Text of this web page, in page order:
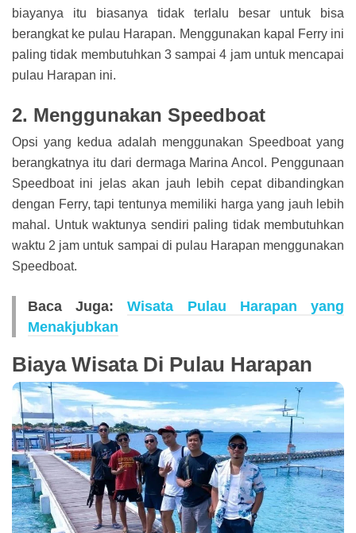
biayanya itu biasanya tidak terlalu besar untuk bisa
berangkat ke pulau Harapan. Menggunakan kapal Ferry ini
paling tidak membutuhkan 3 sampai 4 jam untuk mencapai
pulau Harapan ini.
2. Menggunakan Speedboat
Opsi yang kedua adalah menggunakan Speedboat yang
berangkatnya itu dari dermaga Marina Ancol. Penggunaan
Speedboat ini jelas akan jauh lebih cepat dibandingkan
dengan Ferry, tapi tentunya memiliki harga yang jauh lebih
mahal. Untuk waktunya sendiri paling tidak membutuhkan
waktu 2 jam untuk sampai di pulau Harapan menggunakan
Speedboat.
Baca Juga:Wisata Pulau Harapan yang
Menakjubkan
Biaya Wisata Di Pulau Harapan